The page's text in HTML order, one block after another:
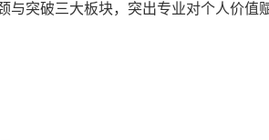
与突破三大板块，突出专业对个人价值